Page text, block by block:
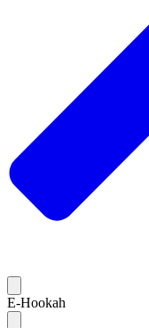
E-Hookah